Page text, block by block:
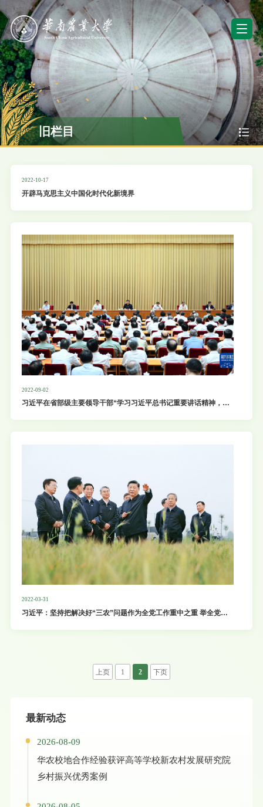
旧栏目
2022-10-17
开辟马克思主义中国化时代化新境界
2022-09-02
习近平在省部级主要领导干部“学习习近平总书记重要讲话精神，迎
2022-03-31
习近平：坚持把解决好“三农”问题作为全党工作重中之重 举全党全
上页 1 2 下页
最新动态
2026-08-09
华农校地合作经验获评高等学校新农村发展研究院
乡村振兴优秀案例